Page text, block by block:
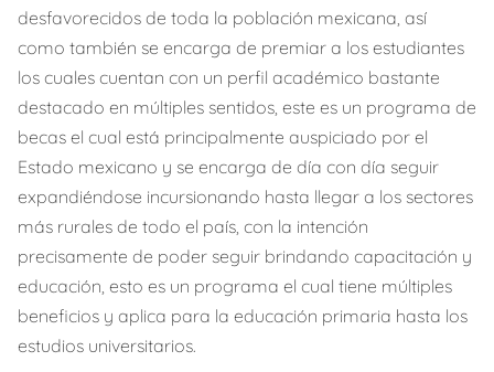
desfavorecidos de toda la población mexicana, así
como también se encarga de premiar a los estudiantes
los cuales cuentan con un perfil académico bastante
destacado en múltiples sentidos, este es un programa de
becas el cual está principalmente auspiciado por el
Estado mexicano y se encarga de día con día seguir
expandiéndose incursionando hasta llegar a los sectores
más rurales de todo el país, con la intención
precisamente de poder seguir brindando capacitación y
educación, esto es un programa el cual tiene múltiples
beneficios y aplica para la educación primaria hasta los
estudios universitarios.